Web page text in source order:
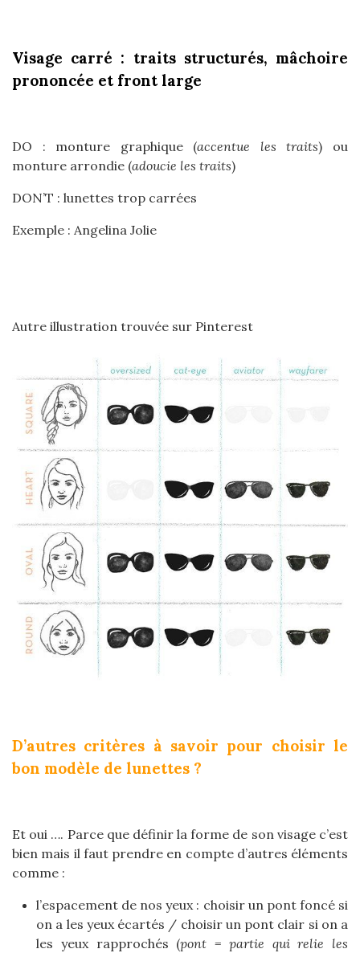
Visage carré : traits structurés, mâchoire
prononcée et front large
DO : monture graphique (accentue les traits) ou
monture arrondie (adoucie les traits)
DON’T : lunettes trop carrées
Exemple : Angelina Jolie
Autre illustration trouvée sur Pinterest
D’autres critères à savoir pour choisir le
bon modèle de lunettes ?
Et oui …. Parce que définir la forme de son visage c’est
bien mais il faut prendre en compte d’autres éléments
comme :
l’espacement de nos yeux : choisir un pont foncé si
on a les yeux écartés / choisir un pont clair si on a
les yeux rapprochés (pont = partie qui relie les